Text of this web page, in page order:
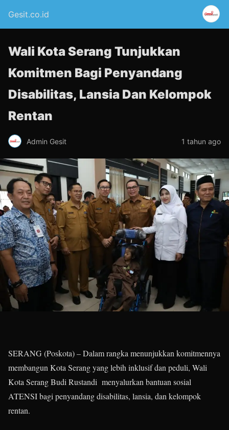
Gesit.co.id
Wali Kota Serang Tunjukkan
Komitmen Bagi Penyandang
Disabilitas, Lansia Dan Kelompok
Rentan
Admin Gesit 1 tahun ago
SERANG (Poskota) – Dalam rangka menunjukkan komitmennya
membangun Kota Serang yang lebih inklusif dan peduli, Wali
Kota Serang Budi Rustandi menyalurkan bantuan sosial
ATENSI bagi penyandang disabilitas, lansia, dan kelompok
rentan.